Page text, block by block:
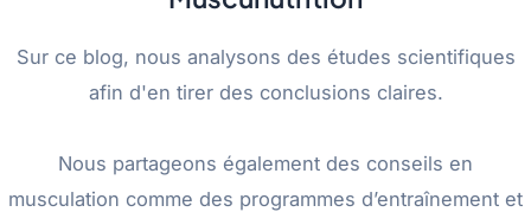
Sur ce blog, nous analysons des études scientifiques
afin d'en tirer des conclusions claires.
Nous partageons également des conseils en
musculation comme des programmes d’entraînement et